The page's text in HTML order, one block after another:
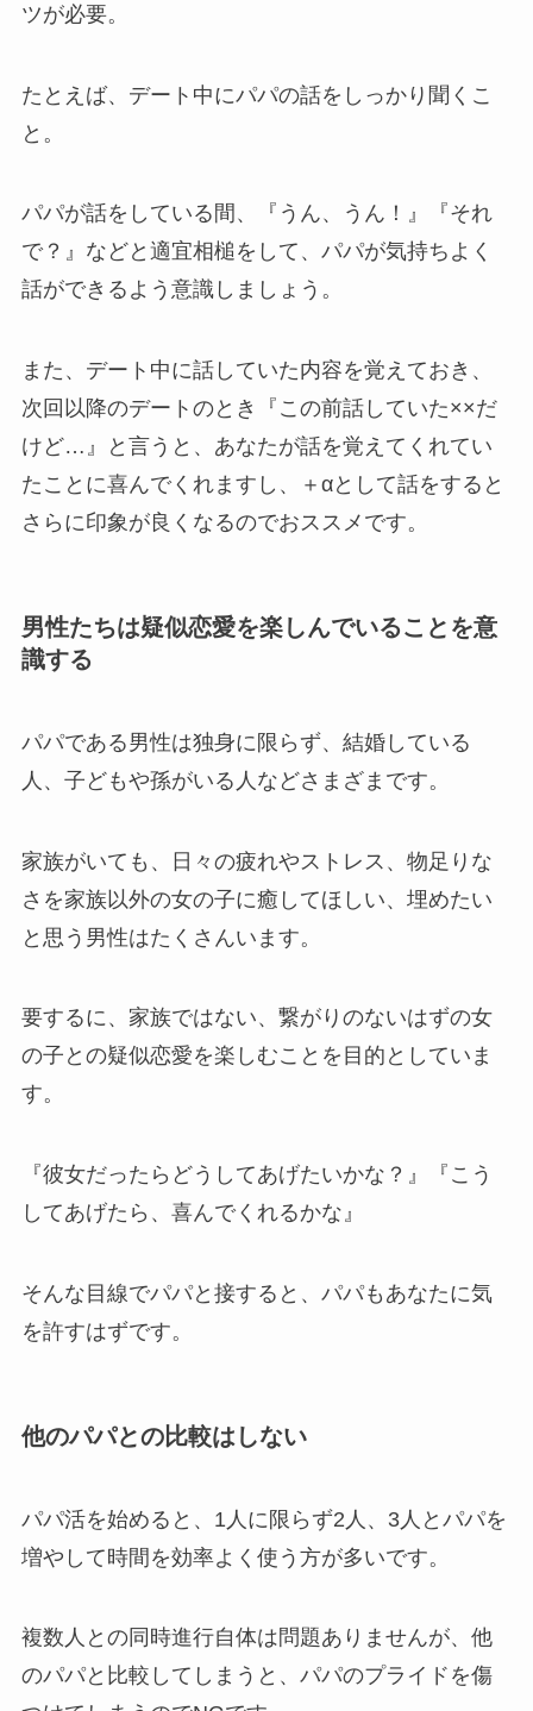
ツが必要。
たとえば、デート中にパパの話をしっかり聞くこ
と。
パパが話をしている間、『うん、うん！』『それ
で？』などと適宜相槌をして、パパが気持ちよく
話ができるよう意識しましょう。
また、デート中に話していた内容を覚えておき、
次回以降のデートのとき『この前話していた××だ
けど…』と言うと、あなたが話を覚えてくれてい
たことに喜んでくれますし、＋αとして話をすると
さらに印象が良くなるのでおススメです。
男性たちは疑似恋愛を楽しんでいることを意
識する
パパである男性は独身に限らず、結婚している
人、子どもや孫がいる人などさまざまです。
家族がいても、日々の疲れやストレス、物足りな
さを家族以外の女の子に癒してほしい、埋めたい
と思う男性はたくさんいます。
要するに、家族ではない、繋がりのないはずの女
の子との疑似恋愛を楽しむことを目的としていま
す。
『彼女だったらどうしてあげたいかな？』『こう
してあげたら、喜んでくれるかな』
そんな目線でパパと接すると、パパもあなたに気
を許すはずです。
他のパパとの比較はしない
パパ活を始めると、1人に限らず2人、3人とパパを
増やして時間を効率よく使う方が多いです。
複数人との同時進行自体は問題ありませんが、他
のパパと比較してしまうと、パパのプライドを傷